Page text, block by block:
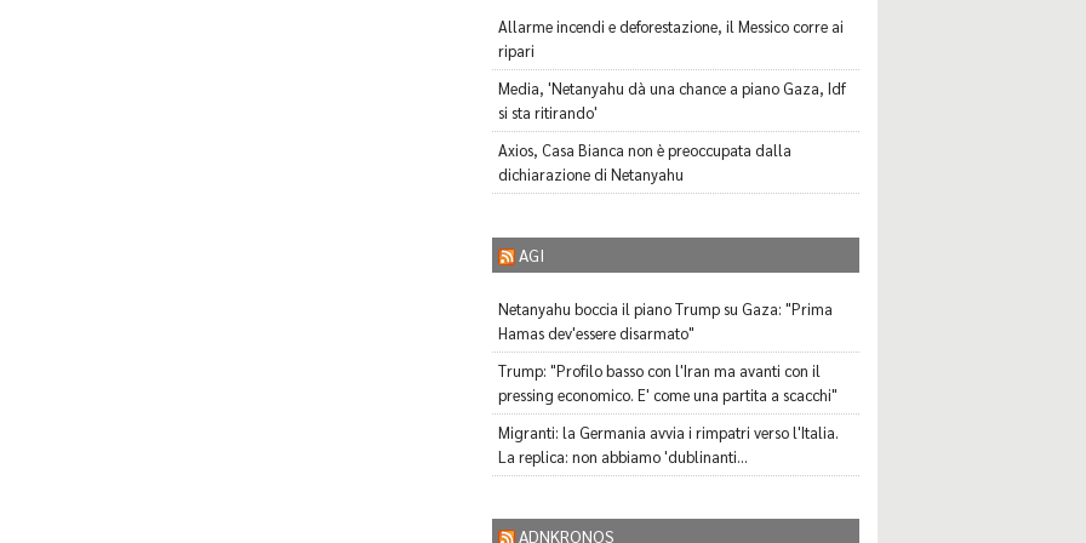
Allarme incendi e deforestazione, il Messico corre ai
ripari
Media, 'Netanyahu dà una chance a piano Gaza, Idf
si sta ritirando'
Axios, Casa Bianca non è preoccupata dalla
dichiarazione di Netanyahu
AGI
Netanyahu boccia il piano Trump su Gaza: "Prima
Hamas dev'essere disarmato"
Trump: "Profilo basso con l'Iran ma avanti con il
pressing economico. E' come una partita a scacchi"
Migranti: la Germania avvia i rimpatri verso l'Italia.
La replica: non abbiamo 'dublinanti...
ADNKRONOS